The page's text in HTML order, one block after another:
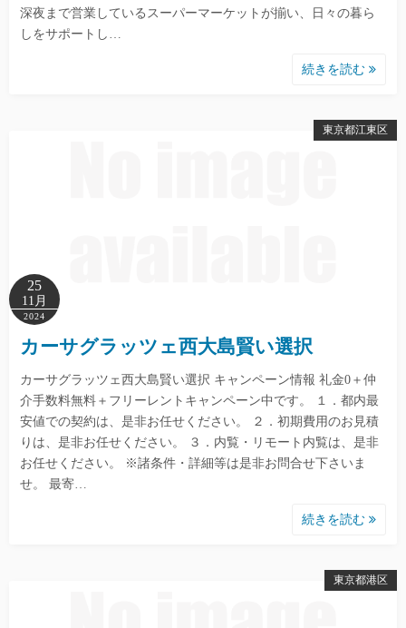
深夜まで営業しているスーパーマーケットが揃い、日々の暮ら
しをサポートし…
続きを読む
東京都江東区
25
11月
2024
カーサグラッツェ西大島賢い選択
カーサグラッツェ西大島賢い選択 キャンペーン情報 礼金0＋仲
介手数料無料＋フリーレントキャンペーン中です。 １．都内最
安値での契約は、是非お任せください。 ２．初期費用のお見積
りは、是非お任せください。 ３．内覧・リモート内覧は、是非
お任せください。 ※諸条件・詳細等は是非お問合せ下さいま
せ。 最寄…
続きを読む
東京都港区